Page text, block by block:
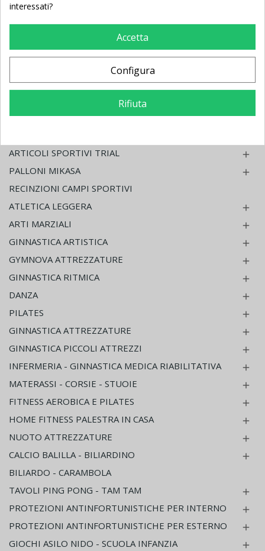
PALLAVOLO ACCESSORI
BEACH TENNIS 
RUGBY PORTE E ACCESSORI 
ARTICOLI SPORTIVI TRIAL 
PALLONI MIKASA 
RECINZIONI CAMPI SPORTIVI
ATLETICA LEGGERA

ARTI MARZIALI 
GINNASTICA ARTISTICA 
GYMNOVA ATTREZZATURE 
GINNASTICA RITMICA 
DANZA 
PILATES 
GINNASTICA ATTREZZATURE 
GINNASTICA PICCOLI ATTREZZI 
INFERMERIA - GINNASTICA MEDICA RIABILITATIVA 
MATERASSI - CORSIE - STUOIE 
FITNESS AEROBICA E PILATES 
HOME FITNESS PALESTRA IN CASA 
NUOTO ATTREZZATURE 
CALCIO BALILLA - BILIARDINO 
BILIARDO - CARAMBOLA
TAVOLI PING PONG - TAM TAM

PROTEZIONI ANTINFORTUNISTICHE PER INTERNO 
PROTEZIONI ANTINFORTUNISTICHE PER ESTERNO 
GIOCHI ASILO NIDO - SCUOLA INFANZIA 
interessati?
Accetta
Configura
Rifiuta